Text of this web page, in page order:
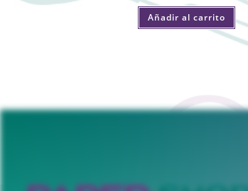
Añadir al carrito